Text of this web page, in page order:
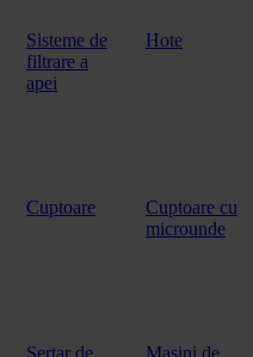
Sisteme de
filtrare a
apei
Hote
Cuptoare
Cuptoare cu
microunde
Sertar de
Masini de